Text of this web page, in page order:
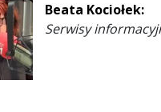
Beata Kociołek:
Serwisy